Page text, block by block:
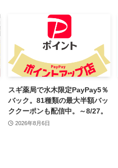
スギ薬局で水木限定PayPay5％
バック。81種類の最大半額バッ
ククーポンも配信中。～8/27。
2026年8月6日